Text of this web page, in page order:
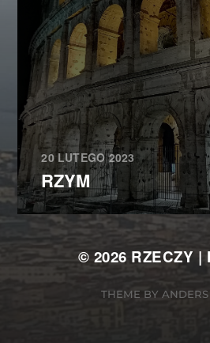
20 LUTEGO 2023
RZYM
© 2026 RZECZY |
THEME BY